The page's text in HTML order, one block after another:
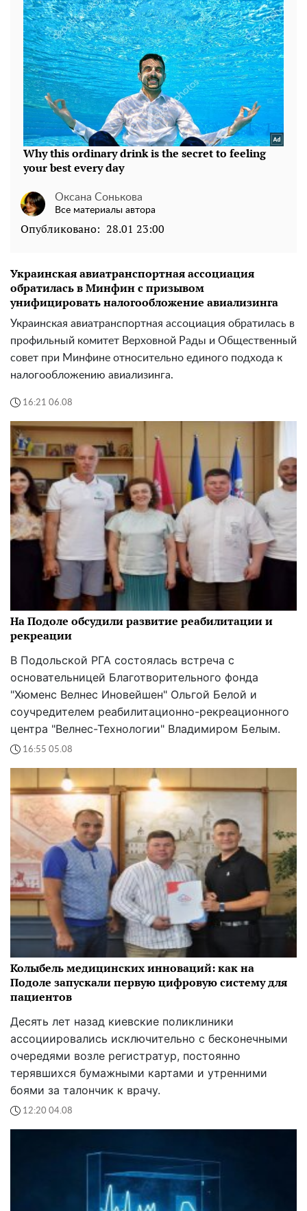
Оксана Сонькова
Все материалы автора
Опубликовано: 28.01 23:00
Украинская авиатранспортная ассоциация
обратилась в Минфин с призывом
унифицировать налогообложение авиализинга
Украинская авиатранспортная ассоциация обратилась в
профильный комитет Верховной Рады и Общественный
совет при Минфине относительно единого подхода к
налогообложению авиализинга.
16:21 06.08
На Подоле обсудили развитие реабилитации и
рекреации
В Подольской РГА состоялась встреча с
основательницей Благотворительного фонда
"Хюменс Велнес Иновейшен" Ольгой Белой и
соучредителем реабилитационно-рекреационного
центра "Велнес-Технологии" Владимиром Белым.
16:55 05.08
Колыбель медицинских инноваций: как на
Подоле запускали первую цифровую систему для
пациентов
Десять лет назад киевские поликлиники
ассоциировались исключительно с бесконечными
очередями возле регистратур, постоянно
терявшихся бумажными картами и утренними
боями за талончик к врачу.
12:20 04.08